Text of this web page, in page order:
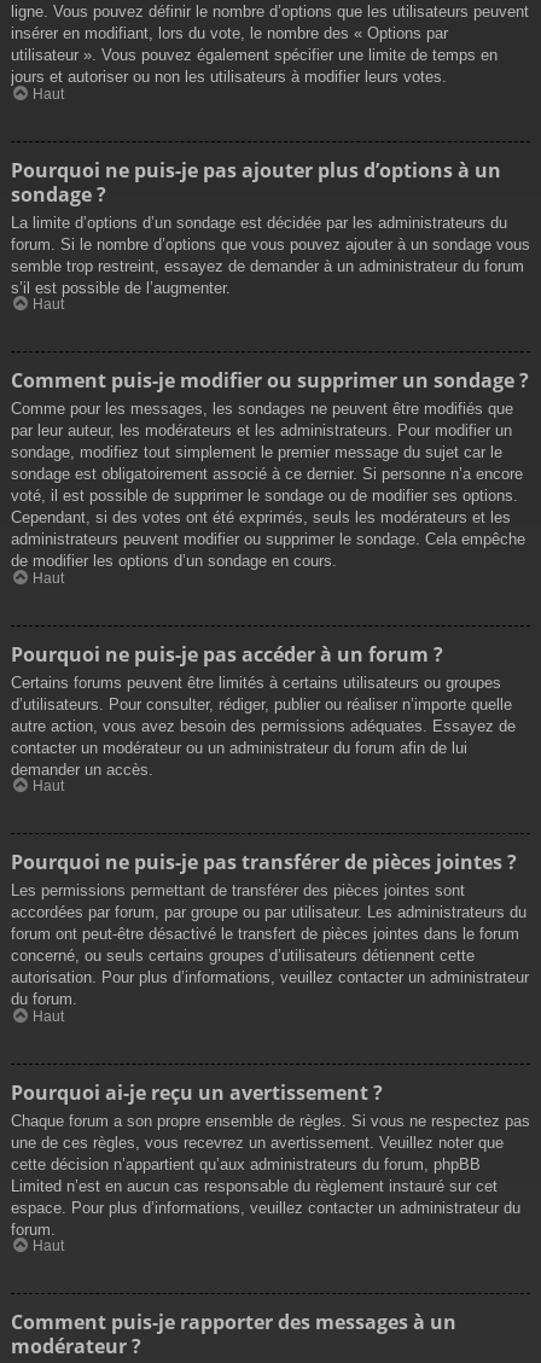
ligne. Vous pouvez définir le nombre d’options que les utilisateurs peuvent
insérer en modifiant, lors du vote, le nombre des « Options par
utilisateur ». Vous pouvez également spécifier une limite de temps en
jours et autoriser ou non les utilisateurs à modifier leurs votes.
Haut
Pourquoi ne puis-je pas ajouter plus d’options à un
sondage ?
La limite d’options d’un sondage est décidée par les administrateurs du
forum. Si le nombre d’options que vous pouvez ajouter à un sondage vous
semble trop restreint, essayez de demander à un administrateur du forum
s’il est possible de l’augmenter.
Haut
Comment puis-je modifier ou supprimer un sondage ?
Comme pour les messages, les sondages ne peuvent être modifiés que
par leur auteur, les modérateurs et les administrateurs. Pour modifier un
sondage, modifiez tout simplement le premier message du sujet car le
sondage est obligatoirement associé à ce dernier. Si personne n’a encore
voté, il est possible de supprimer le sondage ou de modifier ses options.
Cependant, si des votes ont été exprimés, seuls les modérateurs et les
administrateurs peuvent modifier ou supprimer le sondage. Cela empêche
de modifier les options d’un sondage en cours.
Haut
Pourquoi ne puis-je pas accéder à un forum ?
Certains forums peuvent être limités à certains utilisateurs ou groupes
d’utilisateurs. Pour consulter, rédiger, publier ou réaliser n’importe quelle
autre action, vous avez besoin des permissions adéquates. Essayez de
contacter un modérateur ou un administrateur du forum afin de lui
demander un accès.
Haut
Pourquoi ne puis-je pas transférer de pièces jointes ?
Les permissions permettant de transférer des pièces jointes sont
accordées par forum, par groupe ou par utilisateur. Les administrateurs du
forum ont peut-être désactivé le transfert de pièces jointes dans le forum
concerné, ou seuls certains groupes d’utilisateurs détiennent cette
autorisation. Pour plus d’informations, veuillez contacter un administrateur
du forum.
Haut
Pourquoi ai-je reçu un avertissement ?
Chaque forum a son propre ensemble de règles. Si vous ne respectez pas
une de ces règles, vous recevrez un avertissement. Veuillez noter que
cette décision n’appartient qu’aux administrateurs du forum, phpBB
Limited n’est en aucun cas responsable du règlement instauré sur cet
espace. Pour plus d’informations, veuillez contacter un administrateur du
forum.
Haut
Comment puis-je rapporter des messages à un
modérateur ?